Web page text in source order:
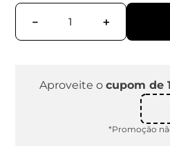
＋
－
Aproveite o cupom de
*Promoção